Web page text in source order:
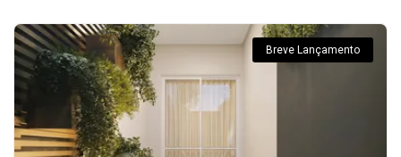
Breve Lançamento